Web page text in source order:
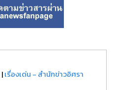
|เรื่องเด่น - สำนักข่าวอิศรา